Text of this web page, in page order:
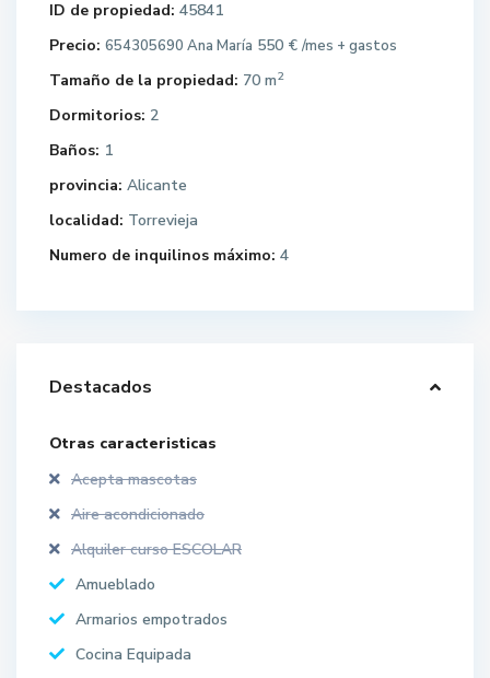
ID de propiedad: 45841
Precio: 654305690 Ana María 550 € /mes + gastos
Tamaño de la propiedad: 70 m2
Dormitorios: 2
Baños: 1
provincia: Alicante
localidad: Torrevieja
Numero de inquilinos máximo: 4
Destacados
Otras caracteristicas
Acepta mascotas
Aire acondicionado
Alquiler curso ESCOLAR
Amueblado
Armarios empotrados
Cocina Equipada